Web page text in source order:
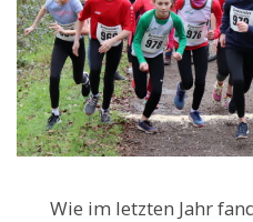
Wie im letzten Jahr